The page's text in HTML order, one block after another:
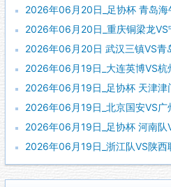
2026年06月20日_足协杯 青岛海牛VS无
2026年06月20日_重庆铜梁龙VS宁波队
2026年06月20日 武汉三镇VS青岛红狮
2026年06月19日_大连英博VS杭州临平吴
2026年06月19日_足协杯 天津津门虎VS兰州
2026年06月19日_北京国安VS广州豹 足
2026年06月19日_足协杯 河南队VS江西
2026年06月19日_浙江队VS陕西联合 足